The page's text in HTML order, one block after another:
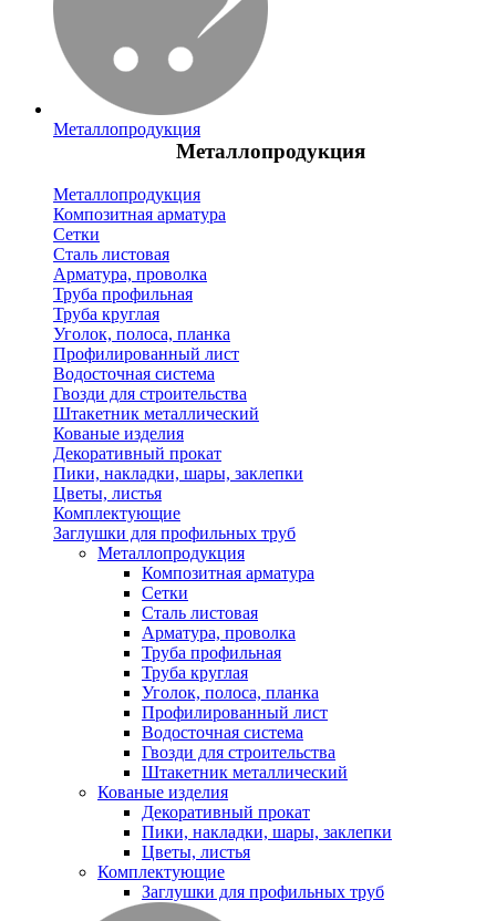
Металлопродукция
Металлопродукция
Металлопродукция
Композитная арматура
Сетки
Сталь листовая
Арматура, проволка
Труба профильная
Труба круглая
Уголок, полоса, планка
Профилированный лист
Водосточная система
Гвозди для строительства
Штакетник металлический
Кованые изделия
Декоративный прокат
Пики, накладки, шары, заклепки
Цветы, листья
Комплектующие
Заглушки для профильных труб
Металлопродукция
Композитная арматура
Сетки
Сталь листовая
Арматура, проволка
Труба профильная
Труба круглая
Уголок, полоса, планка
Профилированный лист
Водосточная система
Гвозди для строительства
Штакетник металлический
Кованые изделия
Декоративный прокат
Пики, накладки, шары, заклепки
Цветы, листья
Комплектующие
Заглушки для профильных труб